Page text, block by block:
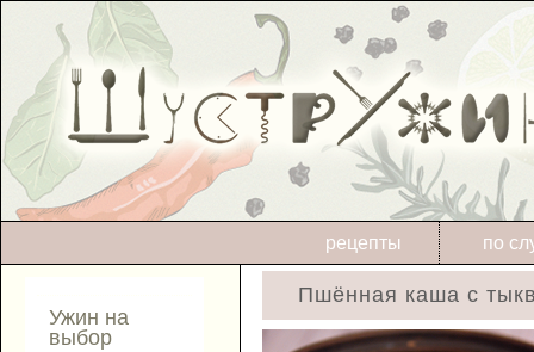
по
рецепты
Ужин на
выбор
Пшённая каша с